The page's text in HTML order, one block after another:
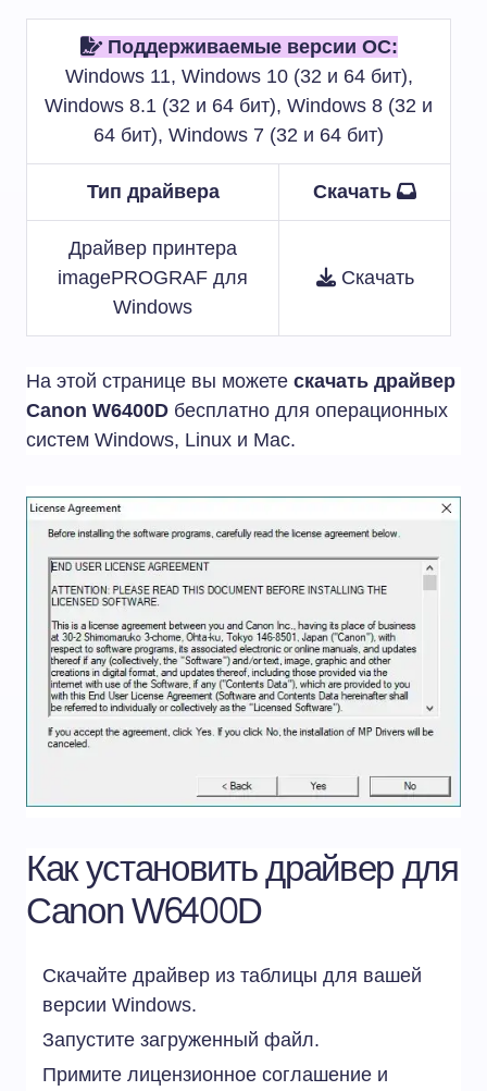
Поддерживаемые версии ОС:
Windows 11, Windows 10 (32 и 64 бит),
Windows 8.1 (32 и 64 бит), Windows 8 (32 и
64 бит), Windows 7 (32 и 64 бит)
Тип драйвера Скачать
Драйвер принтера
imagePROGRAF для
Windows
Скачать
На этой странице вы можете скачать драйвер
Canon W6400D бесплатно для операционных
систем Windows, Linux и Mac.
Как установить драйвер для
Canon W6400D
Скачайте драйвер из таблицы для вашей
версии Windows.
Запустите загруженный файл.
Примите лицензионное соглашение и